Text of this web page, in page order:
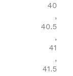
40
,
40.5
,
41
,
41.5